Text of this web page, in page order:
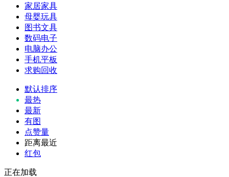
家居家具
母婴玩具
图书文具
数码电子
电脑办公
手机平板
求购回收
默认排序
最热
最新
有图
点赞量
距离最近
红包
正在加载